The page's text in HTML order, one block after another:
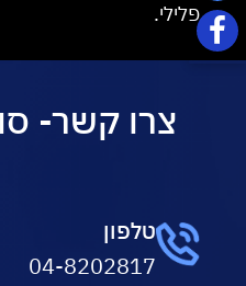
פלילי.
צרו קשר-
טלפון
04-8202817